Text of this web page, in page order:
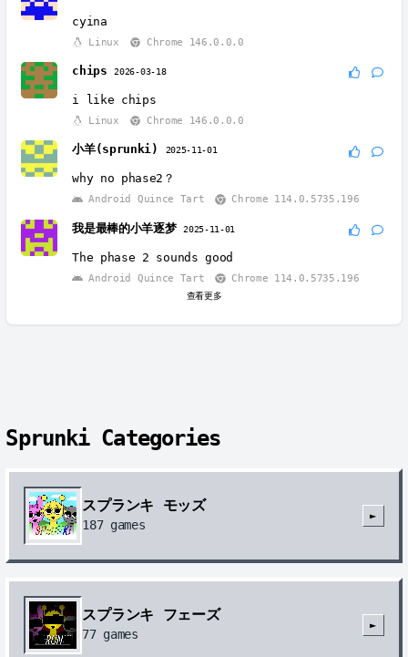
cyina
Linux Chrome 146.0.0.0
chips 2026-03-18
i like chips
Linux Chrome 146.0.0.0
小羊(sprunki) 2025-11-01
why no phase2？
Android Quince Tart Chrome 114.0.5735.196
我是最棒的小羊逐梦 2025-11-01
The phase 2 sounds good
Android Quince Tart Chrome 114.0.5735.196
查看更多
Sprunki Categories
スプランキ モッズ
187games
►
スプランキ フェーズ
77games
►